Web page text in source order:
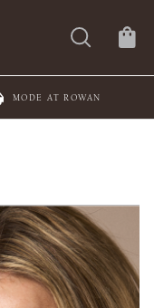
MODE AT ROWAN